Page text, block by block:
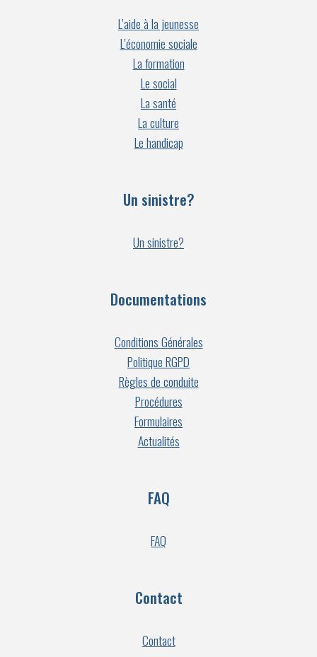
L’aide à la jeunesse
L’économie sociale
La formation
Le social
La santé
La culture
Le handicap
Un sinistre?
Un sinistre?
Documentations
Conditions Générales
Politique RGPD
Règles de conduite
Procédures
Formulaires
Actualités
FAQ
FAQ
Contact
Contact